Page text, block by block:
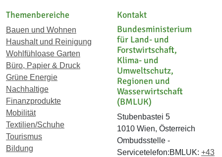
Themenbereiche
Bauen und Wohnen
Haushalt und Reinigung
Wohlfühloase Garten
Büro, Papier & Druck
Grüne Energie
Nachhaltige
Finanzprodukte
Mobilität
Textilien/Schuhe
Tourismus
Bildung
Kontakt
Bundesministerium
für Land- und
Forstwirtschaft,
Klima- und
Umweltschutz,
Regionen und
Wasserwirtschaft
(BMLUK)
Stubenbastei 5
1010 Wien, Österreich
Ombudsstelle -
Servicetelefon:BMLUK: +43